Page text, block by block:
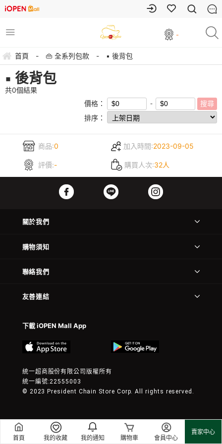
首頁 我的收藏 我的通知 購物車 會員中心
賣家中心
-
首頁 - 👜 全系列包款 - ▪️ 後背包
▪️ 後背包
共0個結果
價格：
排序：
商品:0 加入時間:2023-09-05
評價:- 購買人次:32人
關於我們
購物須知
聯絡我們
友善連結
下載 iOPEN Mall App
統一超商股份有限公司版權所有
統一編號:22555003
© 2023 President Chain Store Corp. All rights reserved.